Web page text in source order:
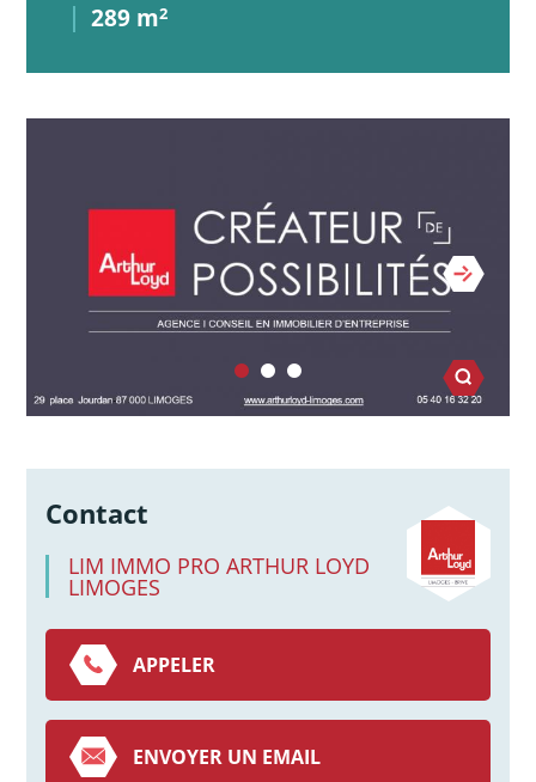
289 m2
Contact
LIM IMMO PRO ARTHUR LOYD
LIMOGES
APPELER
ENVOYER UN EMAIL